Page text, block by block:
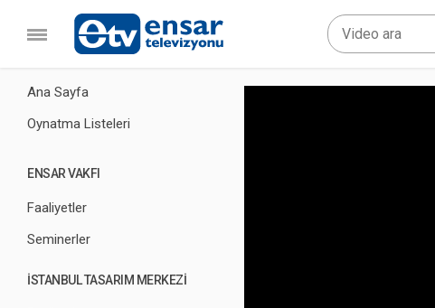
Ana Sayfa
Oynatma Listeleri
ENSAR VAKFI
Faaliyetler
Seminerler
İSTANBUL TASARIM MERKEZİ